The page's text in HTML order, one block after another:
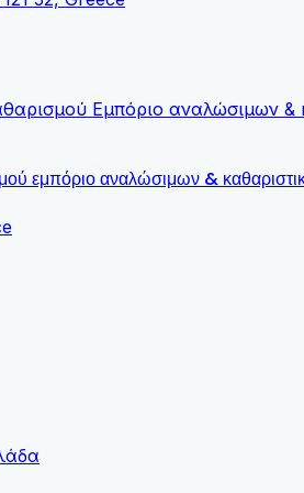
εμπόριο αναλώσιμων &